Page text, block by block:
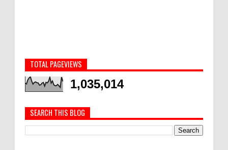
TOTAL PAGEVIEWS
1,035,014
SEARCH THIS BLOG